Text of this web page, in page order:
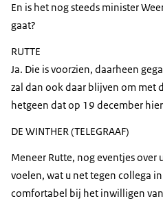
En is het nog steeds minister
gaat?
RUTTE
Ja. Die is voorzien, daarheen
zal dan ook daar blijven om met
hetgeen dat op 19 december
DE WINTHER (TELEGRAAF)
Meneer Rutte, nog eventjes over
voelen, wat u net tegen collega
comfortabel bij het inwilligen